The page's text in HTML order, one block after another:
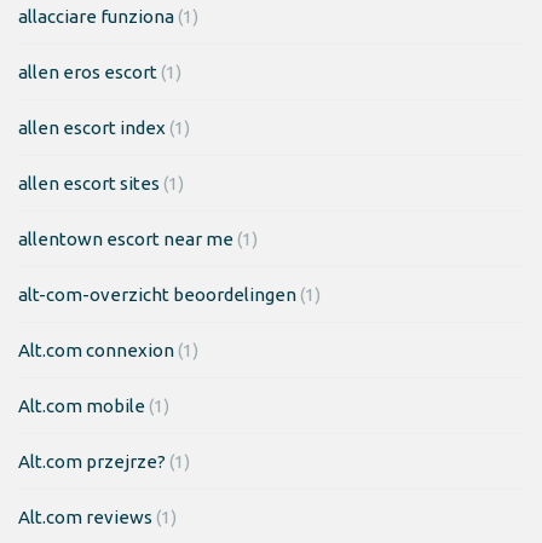
allacciare funziona(1)
allen eros escort(1)
allen escort index (1)
allen escort sites (1)
allentown escort near me(1)
alt-com-overzicht beoordelingen(1)
Alt.com connexion(1)
Alt.com mobile(1)
Alt.com przejrze? (1)
Alt.com reviews (1)